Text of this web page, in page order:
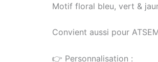
Motif floral bleu, vert &
Convient aussi pour
👉 Personnalisation :